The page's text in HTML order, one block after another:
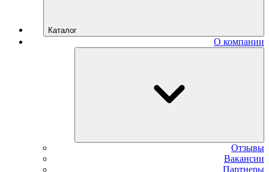
Каталог
О компании
Отзывы
Вакансии
Партнеры